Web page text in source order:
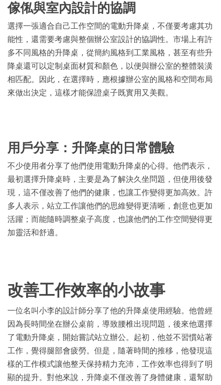
傢俬與室內設計的協調
選擇一張適合自己工作空間的電動升降桌，不僅要考慮其功
能性，還需要考慮與整個辦公室設計的協調性。市場上有許
多不同風格的升降桌，從簡約風格到工業風格，甚至有些升
降桌還可以定制桌面材質和顏色，以便與辦公室的整體裝潢
相匹配。因此，在選擇時，應根據辦公室的風格和空間布局
來做出決定，這樣才能保證桌子既實用又美觀。
用戶分享：升降桌的日常體驗
不少使用者分享了他們使用電動升降桌的心得。他們表示，
最初選擇升降桌時，主要是為了解決久坐問題，但使用後發
現，這不僅改善了他們的健康，也讓工作變得更加高效。許
多人表示，站立工作讓他們的思維變得更清晰，創意也更加
活躍；而能隨時調整桌子高度，也讓他們的工作空間變得更
加靈活和舒適。
改善工作效率的小故事
一位名叫小李的設計師分享了他的升降桌使用經驗。他曾經
因為長時間坐在辦公桌前，導致腰椎出現問題，後來他選擇
了電動升降桌，開始嘗試站立辦公。起初，他並不習慣站著
工作，覺得腿部會疲勞。但是，隨著時間的推移，他發現這
樣的工作模式讓他整天保持精力充沛，工作效率也得到了明
顯的提升。對他來說，升降桌不僅改善了身體健康，還幫助